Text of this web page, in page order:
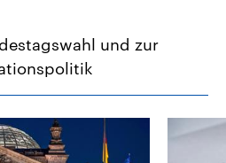
und zur